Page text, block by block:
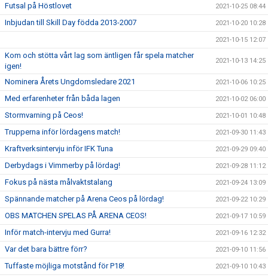
Futsal på Höstlovet 2021-10-25 08:44
Inbjudan till Skill Day födda 2013-2007 2021-10-20 10:28
2021-10-15 12:07
Kom och stötta vårt lag som äntligen får spela matcher
igen!
2021-10-13 14:25
Nominera Årets Ungdomsledare 2021 2021-10-06 10:25
Med erfarenheter från båda lagen 2021-10-02 06:00
Stormvarning på Ceos! 2021-10-01 10:48
Trupperna inför lördagens match! 2021-09-30 11:43
Kraftverksintervju inför IFK Tuna 2021-09-29 09:40
Derbydags i Vimmerby på lördag! 2021-09-28 11:12
Fokus på nästa målvaktstalang 2021-09-24 13:09
Spännande matcher på Arena Ceos på lördag! 2021-09-22 10:29
OBS MATCHEN SPELAS PÅ ARENA CEOS! 2021-09-17 10:59
Inför match-intervju med Gurra! 2021-09-16 12:32
Var det bara bättre förr? 2021-09-10 11:56
Tuffaste möjliga motstånd för P18! 2021-09-10 10:43